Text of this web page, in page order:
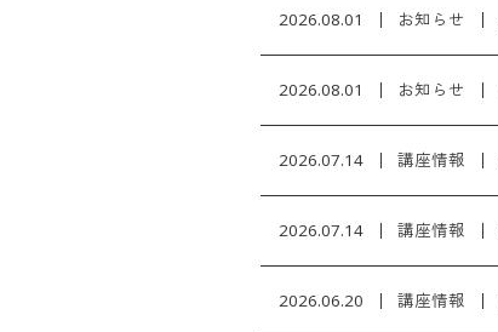
2026.08.01 お知らせ
2026.08.01 お知らせ
2026.07.14 講座情報
2026.07.14 講座情報
2026.06.20 講座情報